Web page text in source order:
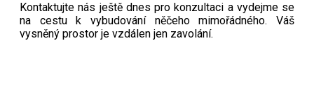
Kontaktujte nás ještě dnes pro konzultaci a vydejme se
na cestu k vybudování něčeho mimořádného. Váš
vysněný prostor je vzdálen jen zavolání.